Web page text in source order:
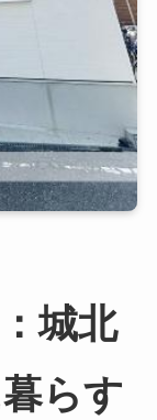
城北
らす